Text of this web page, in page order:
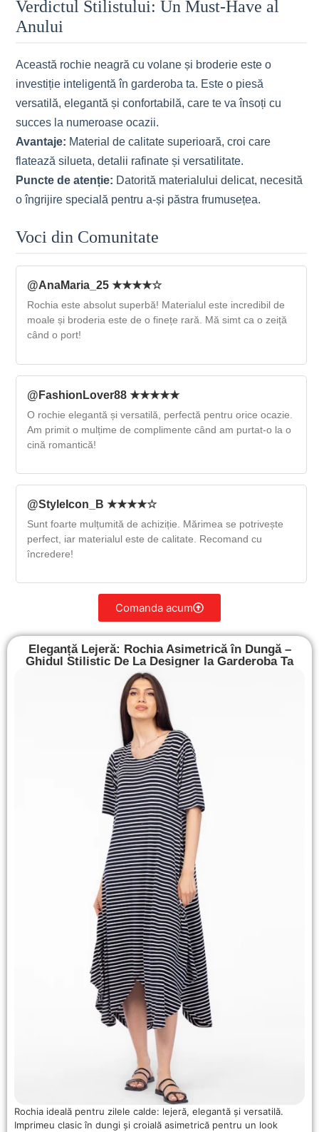
Verdictul Stilistului: Un Must-Have al
Anului
Această rochie neagră cu volane și broderie este o
investiție inteligentă în garderoba ta. Este o piesă
versatilă, elegantă și confortabilă, care te va însoți cu
succes la numeroase ocazii.
Avantaje: Material de calitate superioară, croi care
flatează silueta, detalii rafinate și versatilitate.
Puncte de atenție: Datorită materialului delicat, necesită
o îngrijire specială pentru a-și păstra frumusețea.
Voci din Comunitate
@AnaMaria_25 ★★★★☆
Rochia este absolut superbă! Materialul este incredibil de
moale și broderia este de o finețe rară. Mă simt ca o zeiță
când o port!
@FashionLover88 ★★★★★
O rochie elegantă și versatilă, perfectă pentru orice ocazie.
Am primit o mulțime de complimente când am purtat-o la o
cină romantică!
@StyleIcon_B ★★★★☆
Sunt foarte mulțumită de achiziție. Mărimea se potrivește
perfect, iar materialul este de calitate. Recomand cu
încredere!
Comanda acum
Eleganță Lejeră: Rochia Asimetrică în Dungă –
Ghidul Stilistic De La Designer la Garderoba Ta
Rochia ideală pentru zilele calde: lejeră, elegantă și versatilă.
Imprimeu clasic în dungi și croială asimetrică pentru un look